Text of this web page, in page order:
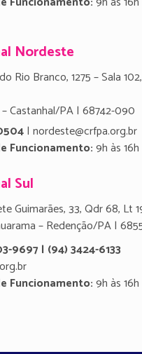
Nordeste
Rio Branco, 1275 – Sala
Castanhal/PA | 68742-090
| nordeste@crfpa.org.br
Funcionamento:9h às 16h
Sul
Guimarães, 33, Qdr 68, Lt
– Redenção/PA |
9697 | (94) 3424-6133
Funcionamento:9h às 16h